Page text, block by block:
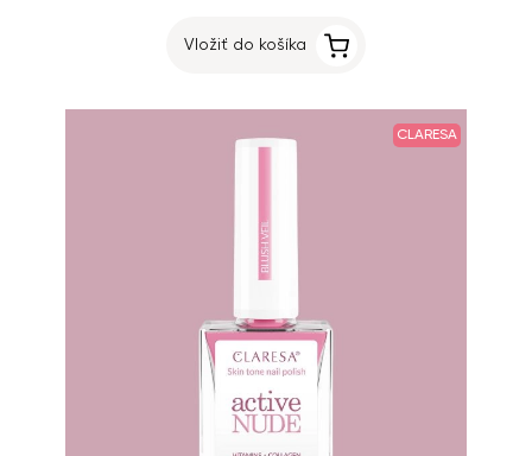
Vložiť do košíka
CLARESA